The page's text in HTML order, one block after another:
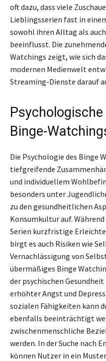
oft dazu, dass viele
Lieblingsserien fast in
sowohl ihren Alltag als
beeinflusst. Die
Watchings zeigt, wie sich
modernen Medienwelt
Streaming-Dienste darauf
Binge-
Die Psychologie des Binge
tiefgreifende
und individuellem
besonders unter
zu den gesundheitlichen
Konsumkultur auf.
Serien kurzfristige
birgt es auch Risiken wie
Vernachlässigung von
übermäßiges Binge
der psychischen
erhöhter Angst und
sozialen Fähigkeiten kann
ebenfalls beeinträchtigt
zwischenmenschliche
werden. In der Suche nach
können Nutzer in ein